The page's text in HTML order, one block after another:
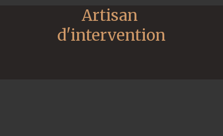
Artisan
d'intervention